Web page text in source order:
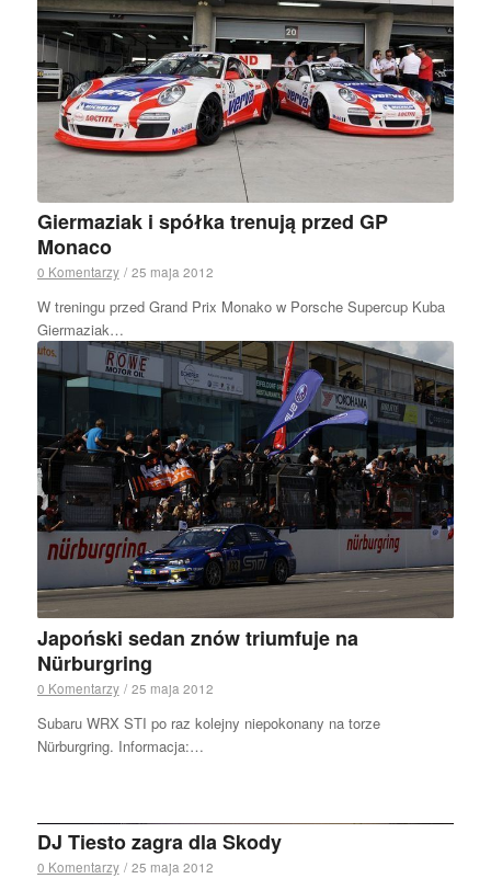
Giermaziak i spółka trenują przed GP
Monaco
0 Komentarzy / 25 maja 2012
W treningu przed Grand Prix Monako w Porsche Supercup Kuba
Giermaziak…
Japoński sedan znów triumfuje na
Nürburgring
0 Komentarzy / 25 maja 2012
Subaru WRX STI po raz kolejny niepokonany na torze
Nürburgring. Informacja:…
DJ Tiesto zagra dla Skody
0 Komentarzy / 25 maja 2012